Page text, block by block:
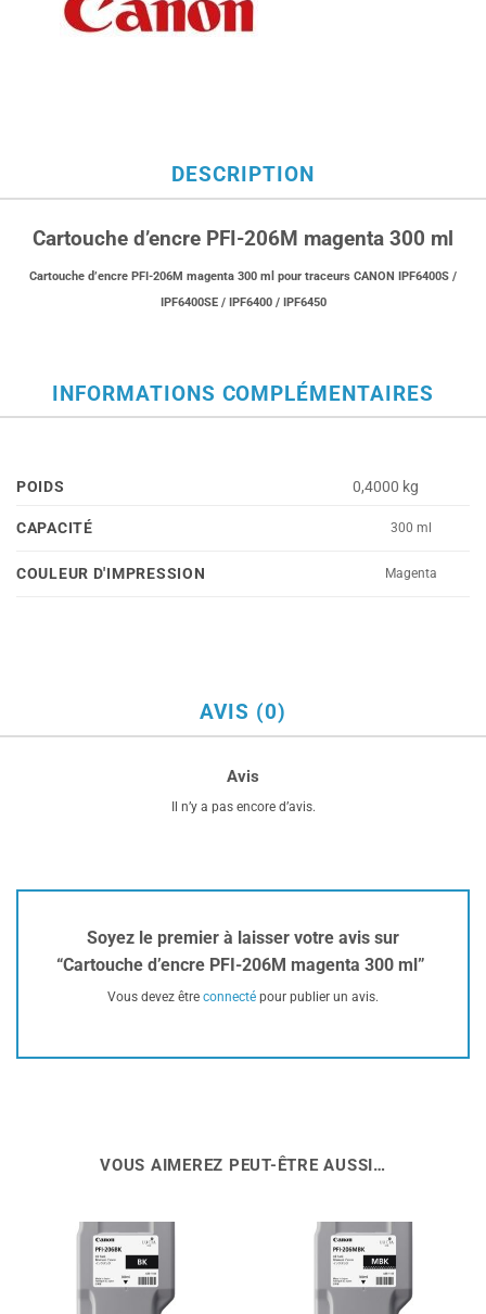
DESCRIPTION
Cartouche d’encre PFI-206M magenta 300 ml
Cartouche d’encre PFI-206M magenta 300 ml pour traceurs CANON
IPF6400S /
IPF6400SE / IPF6400 / IPF6450
INFORMATIONS COMPLÉMENTAIRES
POIDS 0,4000 kg
CAPACITÉ 300 ml
COULEUR D'IMPRESSION Magenta
AVIS (0)
Avis
Il n’y a pas encore d’avis.
Soyez le premier à laisser votre avis sur
“Cartouche d’encre PFI-206M magenta 300 ml”
Vous devez être connecté pour publier un avis.
VOUS AIMEREZ PEUT-ÊTRE AUSSI…